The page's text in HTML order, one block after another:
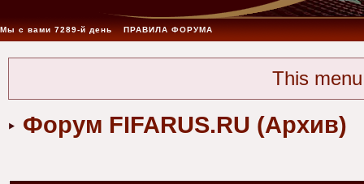
Мы с вами 7289-й день ПРАВИЛА ФОРУМА
This
Форум FIFARUS.RU (Архив)